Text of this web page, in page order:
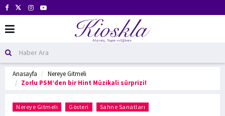
Anasayfa
Nereye Gitmeli
Zorlu PSM’den bir Hint Müzikali sürprizi!
Nereye Gitmeli Gösteri Sahne Sanatları